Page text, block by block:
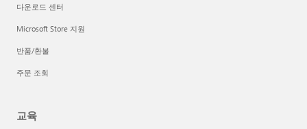
다운로드 센터
Microsoft Store 지원
반품/환불
주문 조회
교육